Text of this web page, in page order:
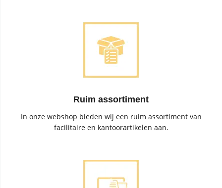
Ruim assortiment
In onze webshop bieden wij een ruim assortiment van
facilitaire en kantoorartikelen aan.